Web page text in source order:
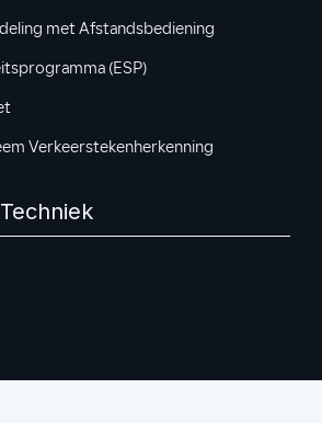
met Afstandsbediening
(ESP)
Verkeerstekenherkenning